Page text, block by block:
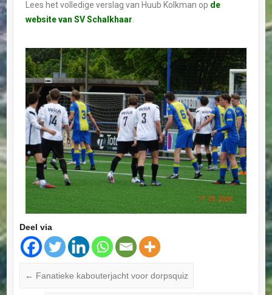
Lees het volledige verslag van Huub Kolkman op de
website van SV Schalkhaar
Deel via
← Fanatieke kabouterjacht voor dorpsquiz